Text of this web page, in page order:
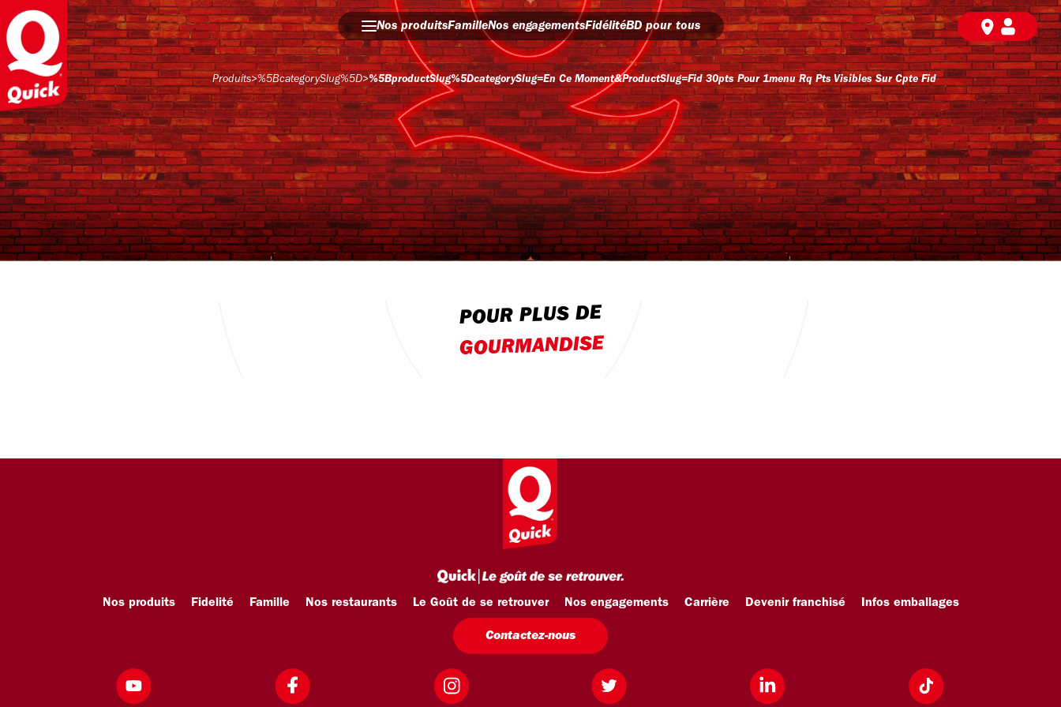
Nos produitsFamilleNos engagementsFidélitéBD pour tous
Produits>%5BcategorySlug%5D>%5BproductSlug%5DcategorySlug=en Ce Moment&productSlug=fid 30pts Pour 1menu Rq Pts Visibles Sur Cpte Fid
POUR PLUS DE
GOURMANDISE
Nos produits Fidelité Famille Nos restaurants Le Goût de se retrouver Nos engagements Carrière Devenir franchisé Infos emballages
Contactez-nous